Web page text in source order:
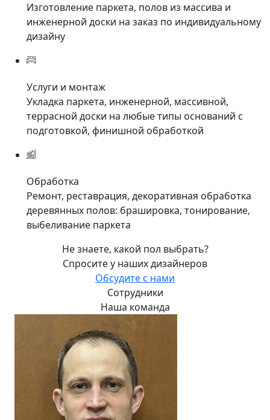
Изготовление паркета, полов из массива и
инженерной доски на заказ по индивидуальному
дизайну
Услуги и монтаж
Укладка паркета, инженерной, массивной,
террасной доски на любые типы оснований с
подготовкой, финишной обработкой
Обработка
Ремонт, реставрация, декоративная обработка
деревянных полов: брашировка, тонирование,
выбеливание паркета
Не знаете, какой пол выбрать?
Спросите у наших дизайнеров
Обсудите с нами
Сотрудники
Наша команда